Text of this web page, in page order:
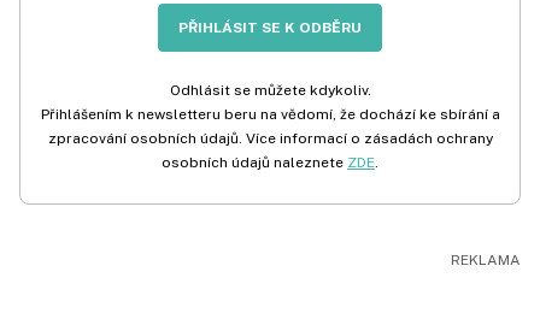
PŘIHLÁSIT SE K ODBĚRU
Odhlásit se můžete kdykoliv.
Přihlášením k newsletteru beru na vědomí, že dochází ke sbírání a
zpracování osobních údajů. Více informací o zásadách ochrany
osobních údajů naleznete ZDE.